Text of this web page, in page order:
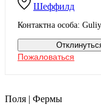
Шеффилд
Контактна особа:
Пожаловаться
Поля | Фермы